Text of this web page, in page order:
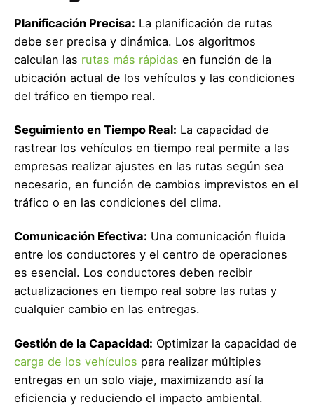
Planificación Precisa: La planificación de rutas
debe ser precisa y dinámica. Los algoritmos
calculan las rutas más rápidas en función de la
ubicación actual de los vehículos y las condiciones
del tráfico en tiempo real.
Seguimiento en Tiempo Real: La capacidad de
rastrear los vehículos en tiempo real permite a las
empresas realizar ajustes en las rutas según sea
necesario, en función de cambios imprevistos en el
tráfico o en las condiciones del clima.
Comunicación Efectiva: Una comunicación fluida
entre los conductores y el centro de operaciones
es esencial. Los conductores deben recibir
actualizaciones en tiempo real sobre las rutas y
cualquier cambio en las entregas.
Gestión de la Capacidad: Optimizar la capacidad de
carga de los vehículos para realizar múltiples
entregas en un solo viaje, maximizando así la
eficiencia y reduciendo el impacto ambiental.